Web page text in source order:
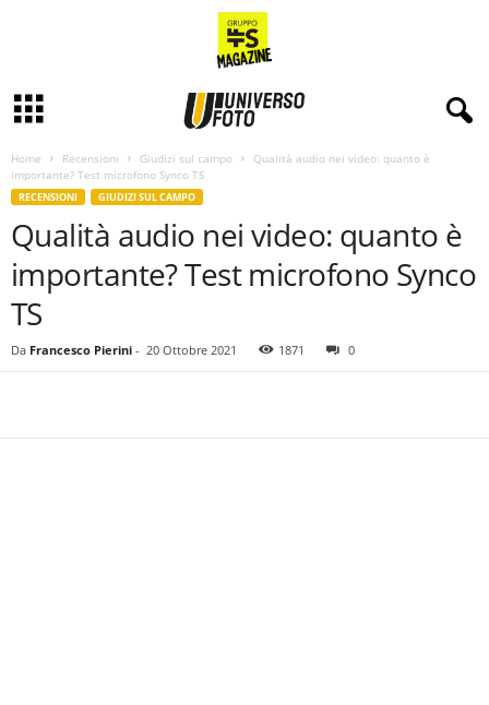
Home Recensioni Giudizi sul campo
Qualità audio nei video: quanto è
importante? Test microfono Synco TS
RECENSIONI GIUDIZI SUL CAMPO
Qualità audio nei video: quanto è
importante? Test microfono Synco
TS
Da Francesco Pierini - 20 Ottobre 2021 1871 0